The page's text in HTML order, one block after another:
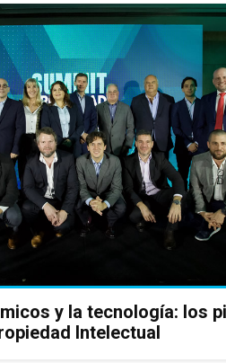
y la tecnología: los
Intelectual